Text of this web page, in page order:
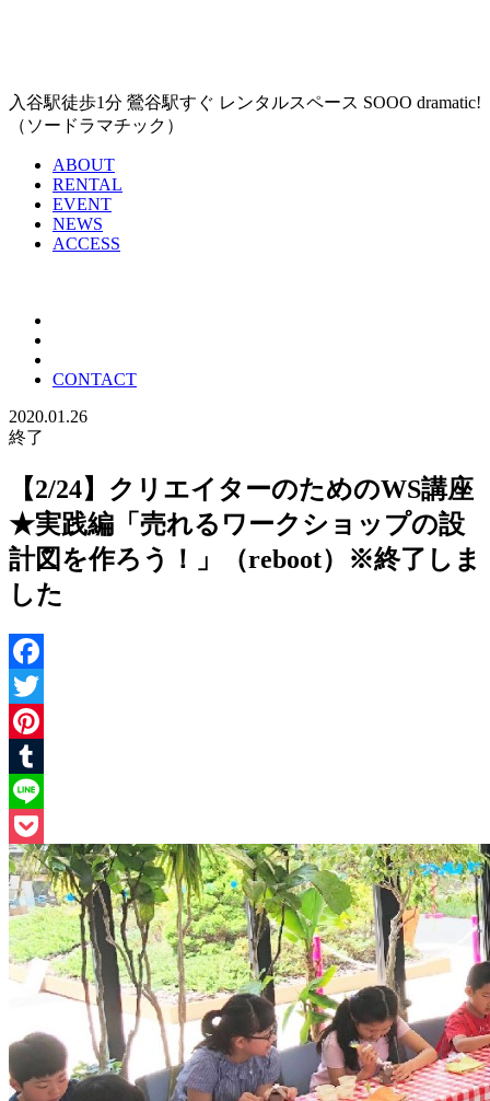
入谷駅徒歩1分 鶯谷駅すぐ レンタルスペース SOOO dramatic!
（ソードラマチック）
ABOUT
RENTAL
EVENT
NEWS
ACCESS
CONTACT
2020.01.26
終了
【2/24】クリエイターのためのWS講座
★実践編「売れるワークショップの設
計図を作ろう！」（reboot）※終了しま
した
Facebook
Twitter
Pinterest
Tumblr
Line
Pocket